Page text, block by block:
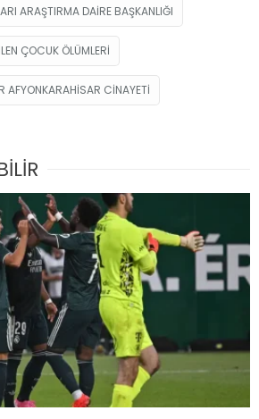
ARAŞTIRMA DAIRE BAŞKANLIĞI
ÇOCUK ÖLÜMLERI
AFYONKARAHISAR CINAYETI